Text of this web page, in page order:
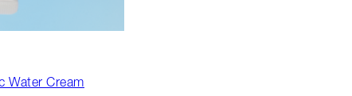
Water Cream